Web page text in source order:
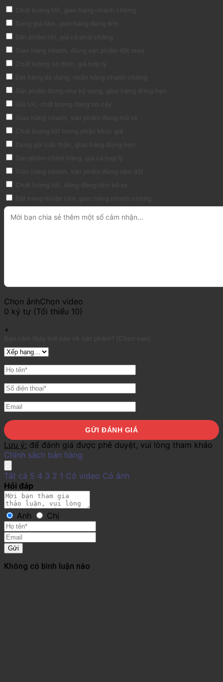
Chọn ảnhChọn video
0 ký tự (Tối thiểu 10)
+
Lưu ý: để đánh giá được phê duyệt, vui lòng tham khảo
Chính sách bán hàng
Tất cả 5 4 3 2 1 Có video Có ảnh
Hỏi đáp
Anh Chị
Gửi
Không có bình luận nào